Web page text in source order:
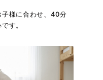
子様に合わせ、40分
す。